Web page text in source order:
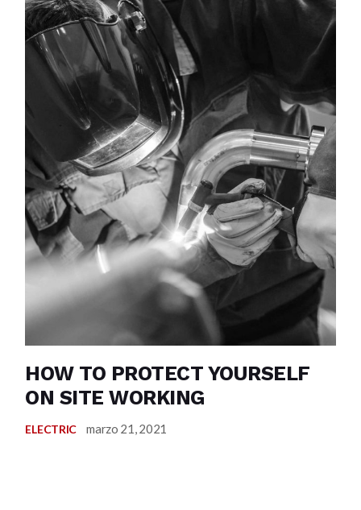
HOW TO PROTECT YOURSELF
ON SITE WORKING
ELECTRIC marzo 21, 2021